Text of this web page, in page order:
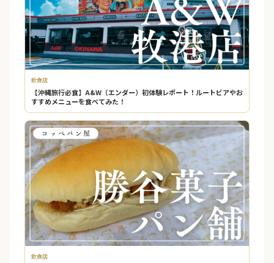
飲食店
【沖縄旅行必食】A&W（エンダー）初体験レポート！ルートビアやお
すすめメニューを食べてみた！
飲食店